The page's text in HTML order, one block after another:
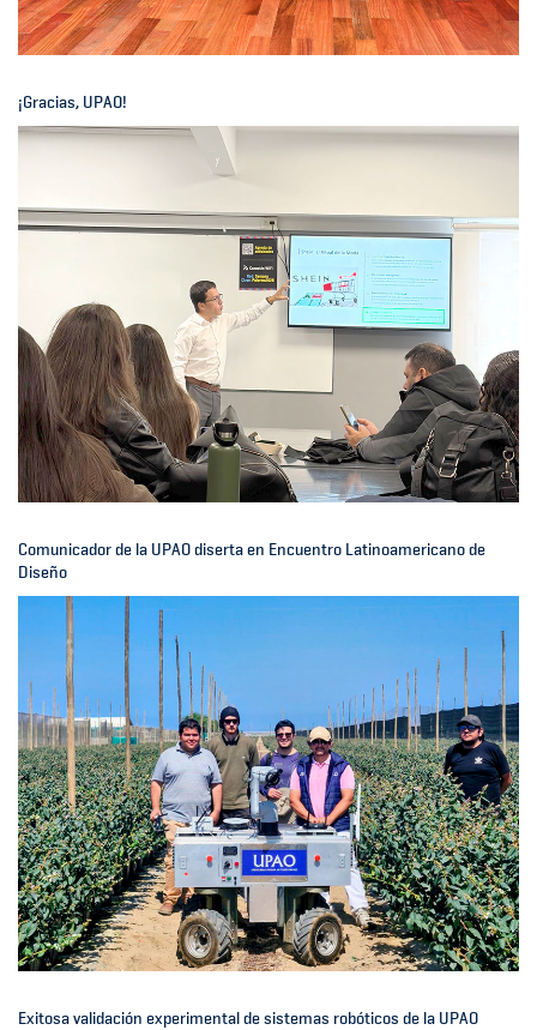
¡Gracias, UPAO!
Comunicador de la UPAO diserta en Encuentro Latinoamericano de
Diseño
Exitosa validación experimental de sistemas robóticos de la UPAO